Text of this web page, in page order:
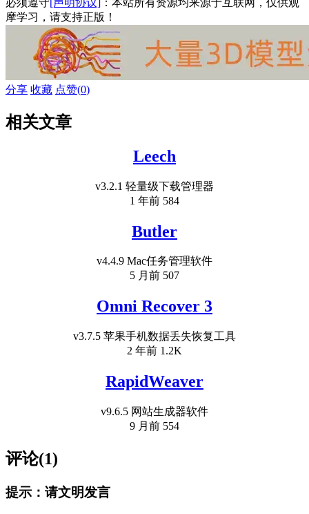
摩学习，请支持正版！
分享 收藏 点赞(0)
相关文章
Leech
v3.2.1 轻量级下载管理器
1 年前 584
Butler
v4.4.9 Mac任务管理软件
5 月前 507
Omni Recover 3
v3.7.5 苹果手机数据丢失恢复工具
2 年前 1.2K
RapidWeaver
v9.6.5 网站生成器软件
9 月前 554
评论(1)
提示：请文明发言